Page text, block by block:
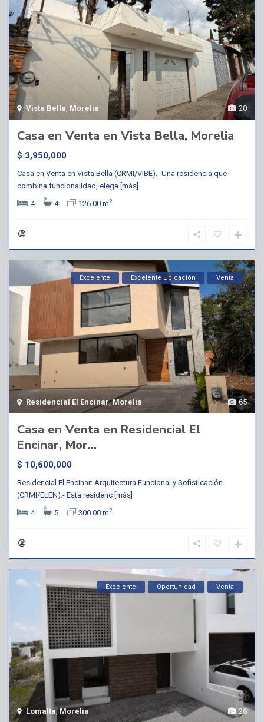
20
Vista Bella Morelia
Casa en Venta en Vista Bella, Morelia
$ 3,950,000
Casa en Venta en Vista Bella (CRMI/VIBE).- Una residencia que
combina funcionalidad, elega [más]
4
4 126.00 m2
65
Residencial El Encinar,Morelia
Excelente Excelente Ubicación Venta
Casa en Venta en Residencial El
Encinar, Mor...
$ 10,600,000
Residencial El Encinar: Arquitectura Funcional y Sofisticación
(CRMI/ELEN).- Esta residenc [más]
4
5 300.00 m2
26
Lomalta ,Morelia
Excelente Oportunidad Venta